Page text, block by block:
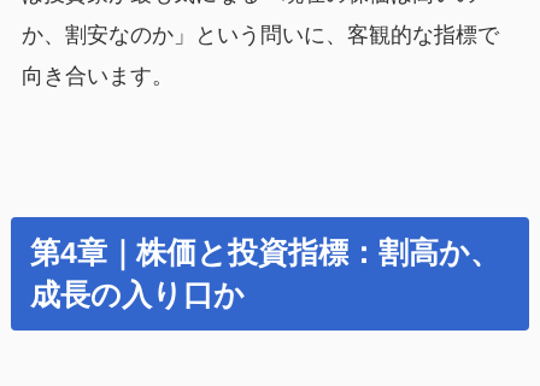
か、割安なのか」という問いに、客観的な指標で
向き合います。
第4章｜株価と投資指標：割高か、
成長の入り口か